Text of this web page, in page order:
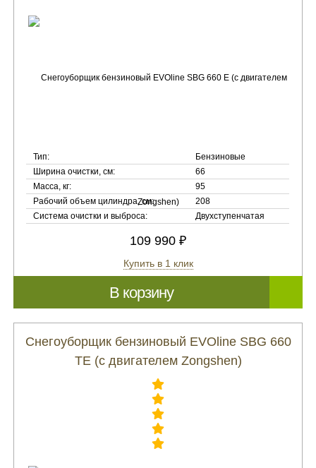
Тип:
Бензиновые
Ширина очистки, см:
66
Масса, кг:
95
Рабочий объем цилиндра, см:
208
Система очистки и выброса:
Двухступенчатая
109 990 ₽
Купить в 1 клик
В корзину
Снегоуборщик бензиновый EVOline SBG 660
TE (с двигателем Zongshen)